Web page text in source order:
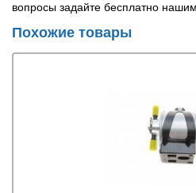
вопросы задайте бесплатно
Похожие товары